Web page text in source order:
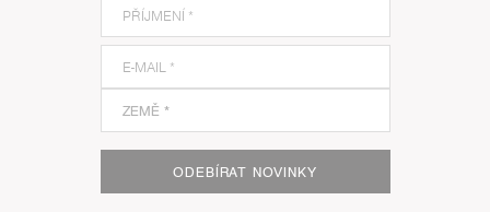
ODEBÍRAT NOVINKY